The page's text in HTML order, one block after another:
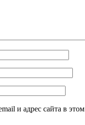
и адрес сайта в